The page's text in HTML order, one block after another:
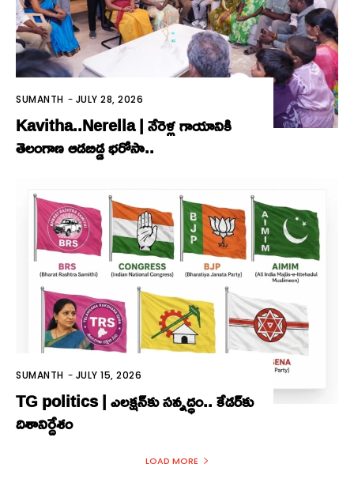
SUMANTH - JULY 28, 2026
Kavitha..Nerella | నేరెళ్ల గాయానికి
తెలంగాణ ఆడబిడ్డ భరోసా..
SUMANTH - JULY 15, 2026
TG politics | ఎల‌క్షన్‌కు సన్నద్ధం.. కేడ‌ర్‌కు
దిశానిర్దేశం
LOAD MORE